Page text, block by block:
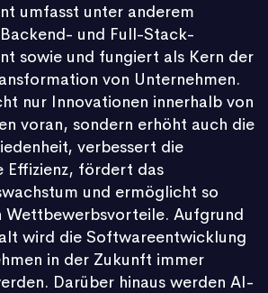
umfasst unter anderem
und Full-Stack-
sowie und fungiert als Kern der
von Unternehmen.
nur Innovationen innerhalb von
voran, sondern erhöht auch die
verbessert die
Effizienz, fördert das
und ermöglicht so
Wettbewerbsvorteile. Aufgrund
wird die Softwareentwicklung
in der Zukunft immer
Darüber hinaus werden AI-